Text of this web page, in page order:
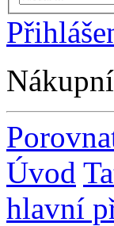
Úvod
hlavní